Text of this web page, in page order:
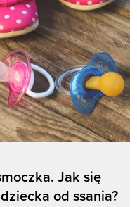
Jak się
od ssania?